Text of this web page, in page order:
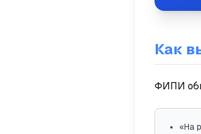
Как
ФИПИ
«На